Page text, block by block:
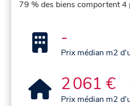
79 % des biens comportent 4
-
Prix médian m2
2 061 €
Prix médian m2